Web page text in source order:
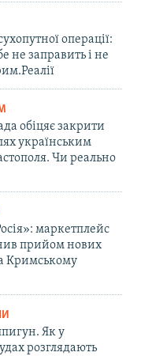
операції:
не заправить і не
обіцяє закрити
українським
Чи реально
маркетплейс
прийом нових
Кримському
Як у
розглядають